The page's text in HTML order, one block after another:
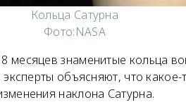
Кольца Сатурна
Фото:NASA
месяцев знаменитые кольца
эксперты объясняют, что
наклона Сатурна.